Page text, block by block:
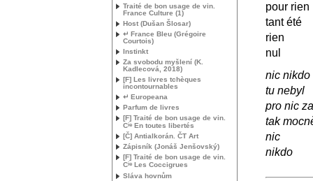
pour rien
tant été
rien
nul
nic nikdo
tu nebyl
pro nic
tak
nic
nikdo
Traité de bon usage de vin.
France Culture (1)
Host (Dušan Šlosar)
↵ France Bleu (Grégoire
Courtois)
Instinkt
Za svobodu myšlení (K.
Kadlecová, 2018)
[F] Les livres tchèques
incontournables
↵ Europeana
Parfum de livres
[F] Traité de bon usage de vin.
Cie En toutes libertés
[Č] Antialkorán. ČT Art
Zápisník (Jonáš Jenšovský)
[F] Traité de bon usage de vin.
Cie Les Coccigrues
Sláva hovnům